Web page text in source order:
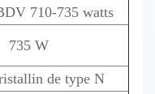
710-735 watts
735 W
de type N